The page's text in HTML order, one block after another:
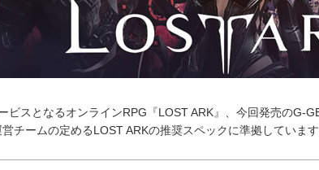
ビスとなるオンラインRPG『LOST ARK』、今回発売のG-
チームの定めるLOST ARKの推奨スペックに準拠しています